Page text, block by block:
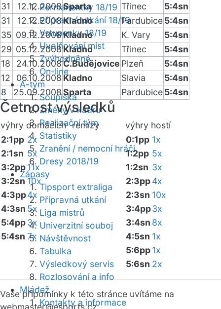
Permanentky 18/19
Přípravná utkání 18/19
Vstupenky 18/19
Uvolňování míst
Zvýhodněné
On-line
A-tým
Soupiska
Změny v kádru
Realizační tým
Statistiky
Zranění / nemocní hráči
Dresy 2018/19
Zápasy
Tipsport extraliga
Přípravná utkání
Liga mistrů
Univerzitní souboj
Návštěvnost
Tabulka
Výsledkový servis
Rozlosování a info
Mládež
Kontakty a informace
31 12.12.2008Sparta Třinec
5:4sn
31
12.12.2008Kladno Pardubice5:4sn
35 09.12.2008Kladno K. Vary
5:4sn
29 05.12.2008 Kladno Třinec
5:4sn
18
24.10.2008Č.Budějovice Plzeň
5:4sn
12
06.10.2008 Kladno Slavia
5:4sn
8
25.09.2008Sparta Pardubice5:4sn
Četnost výsledků
výhry domácíchremízy výhry hostí
2:1pp 2x
2:1sn 5x
3:2pp11x
3:2sn 10x
4:3pp4x
4:3sn 5x
5:4pp3x
5:4sn 7x
0:1pp 1x
1:2pp 5x
1:2sn 3x
2:3pp4x
2:3sn 10x
3:4pp3x
3:4sn 8x
4:5sn 1x
5:6pp1x
5:6sn 2x
Vaše připomínky k této stránce uvítáme na
webmaster@esports.cz.